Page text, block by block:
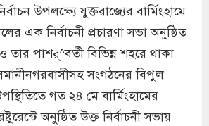
উপলক্ষ্যে যুক্তরাজ্যের বার্মিংহামে
এক নির্বাচনী প্রচারণা সভা অনুষ্ঠিত
তার পাশর্^বর্তী বিভিন্ন শহরে থাকা
সংগঠনের বিপুল
গত ২৪ মে বার্মিংহামের
অনুষ্ঠিত উক্ত নির্বাচনী সভায়